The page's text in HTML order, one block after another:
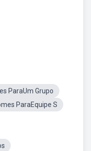
ParaUm Grupo
ParaEquipe S